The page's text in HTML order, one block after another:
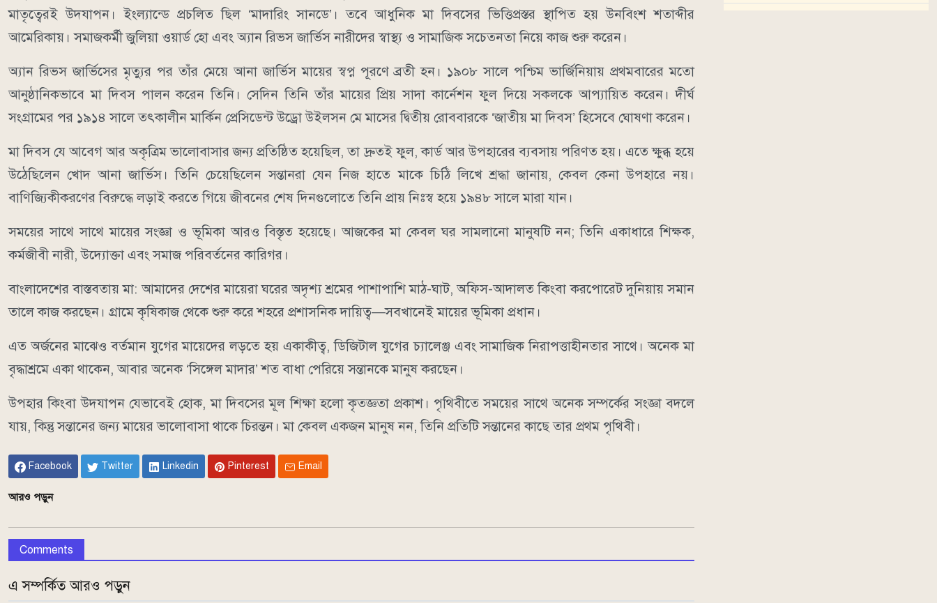
মাতৃত্বেরই উদযাপন। ইংল্যান্ডে প্রচলিত ছিল ‘মাদারিং সানডে’। তবে আধুনিক মা দিবসের ভিত্তিপ্রস্তর স্থাপিত হয় উনবিংশ শতাব্দীর
আমেরিকায়। সমাজকর্মী জুলিয়া ওয়ার্ড হো এবং অ্যান রিভস জার্ভিস নারীদের স্বাস্থ্য ও সামাজিক সচেতনতা নিয়ে কাজ শুরু করেন।
অ্যান রিভস জার্ভিসের মৃত্যুর পর তাঁর মেয়ে আনা জার্ভিস মায়ের স্বপ্ন পূরণে ব্রতী হন। ১৯০৮ সালে পশ্চিম ভার্জিনিয়ায় প্রথমবারের মতো
আনুষ্ঠানিকভাবে মা দিবস পালন করেন তিনি। সেদিন তিনি তাঁর মায়ের প্রিয় সাদা কার্নেশন ফুল দিয়ে সকলকে আপ্যায়িত করেন। দীর্ঘ
সংগ্রামের পর ১৯১৪ সালে তৎকালীন মার্কিন প্রেসিডেন্ট উড্রো উইলসন মে মাসের দ্বিতীয় রোববারকে ‘জাতীয় মা দিবস’ হিসেবে ঘোষণা করেন।
মা দিবস যে আবেগ আর অকৃত্রিম ভালোবাসার জন্য প্রতিষ্ঠিত হয়েছিল, তা দ্রুতই ফুল, কার্ড আর উপহারের ব্যবসায় পরিণত হয়। এতে ক্ষুব্ধ হয়ে
উঠেছিলেন খোদ আনা জার্ভিস। তিনি চেয়েছিলেন সন্তানরা যেন নিজ হাতে মাকে চিঠি লিখে শ্রদ্ধা জানায়, কেবল কেনা উপহারে নয়।
বাণিজ্যিকীকরণের বিরুদ্ধে লড়াই করতে গিয়ে জীবনের শেষ দিনগুলোতে তিনি প্রায় নিঃস্ব হয়ে ১৯৪৮ সালে মারা যান।
সময়ের সাথে সাথে মায়ের সংজ্ঞা ও ভূমিকা আরও বিস্তৃত হয়েছে। আজকের মা কেবল ঘর সামলানো মানুষটি নন; তিনি একাধারে শিক্ষক,
কর্মজীবী নারী, উদ্যোক্তা এবং সমাজ পরিবর্তনের কারিগর।
বাংলাদেশের বাস্তবতায় মা: আমাদের দেশের মায়েরা ঘরের অদৃশ্য শ্রমের পাশাপাশি মাঠ-ঘাট, অফিস-আদালত কিংবা করপোরেট দুনিয়ায় সমান
তালে কাজ করছেন। গ্রামে কৃষিকাজ থেকে শুরু করে শহরে প্রশাসনিক দায়িত্ব—সবখানেই মায়ের ভূমিকা প্রধান।
এত অর্জনের মাঝেও বর্তমান যুগের মায়েদের লড়তে হয় একাকীত্ব, ডিজিটাল যুগের চ্যালেঞ্জ এবং সামাজিক নিরাপত্তাহীনতার সাথে। অনেক মা
বৃদ্ধাশ্রমে একা থাকেন, আবার অনেক ‘সিঙ্গেল মাদার’ শত বাধা পেরিয়ে সন্তানকে মানুষ করছেন।
উপহার কিংবা উদযাপন যেভাবেই হোক, মা দিবসের মূল শিক্ষা হলো কৃতজ্ঞতা প্রকাশ। পৃথিবীতে সময়ের সাথে অনেক সম্পর্কের সংজ্ঞা বদলে
যায়, কিন্তু সন্তানের জন্য মায়ের ভালোবাসা থাকে চিরন্তন। মা কেবল একজন মানুষ নন, তিনি প্রতিটি সন্তানের কাছে তার প্রথম পৃথিবী।
Facebook Twitter Linkedin Pinterest Email
আরও পড়ুন
Comments
এ সম্পর্কিত আরও পড়ুন